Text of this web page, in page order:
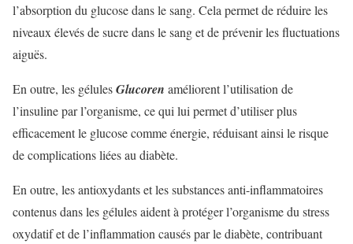
l’absorption du glucose dans le sang. Cela permet de réduire les
niveaux élevés de sucre dans le sang et de prévenir les fluctuations
aiguës.
En outre, les gélulesGlucoren améliorent l’utilisation de
l’insuline par l’organisme, ce qui lui permet d’utiliser plus
efficacement le glucose comme énergie, réduisant ainsi le risque
de complications liées au diabète.
En outre, les antioxydants et les substances anti-inflammatoires
contenus dans les gélules aident à protéger l’organisme du stress
oxydatif et de l’inflammation causés par le diabète, contribuant